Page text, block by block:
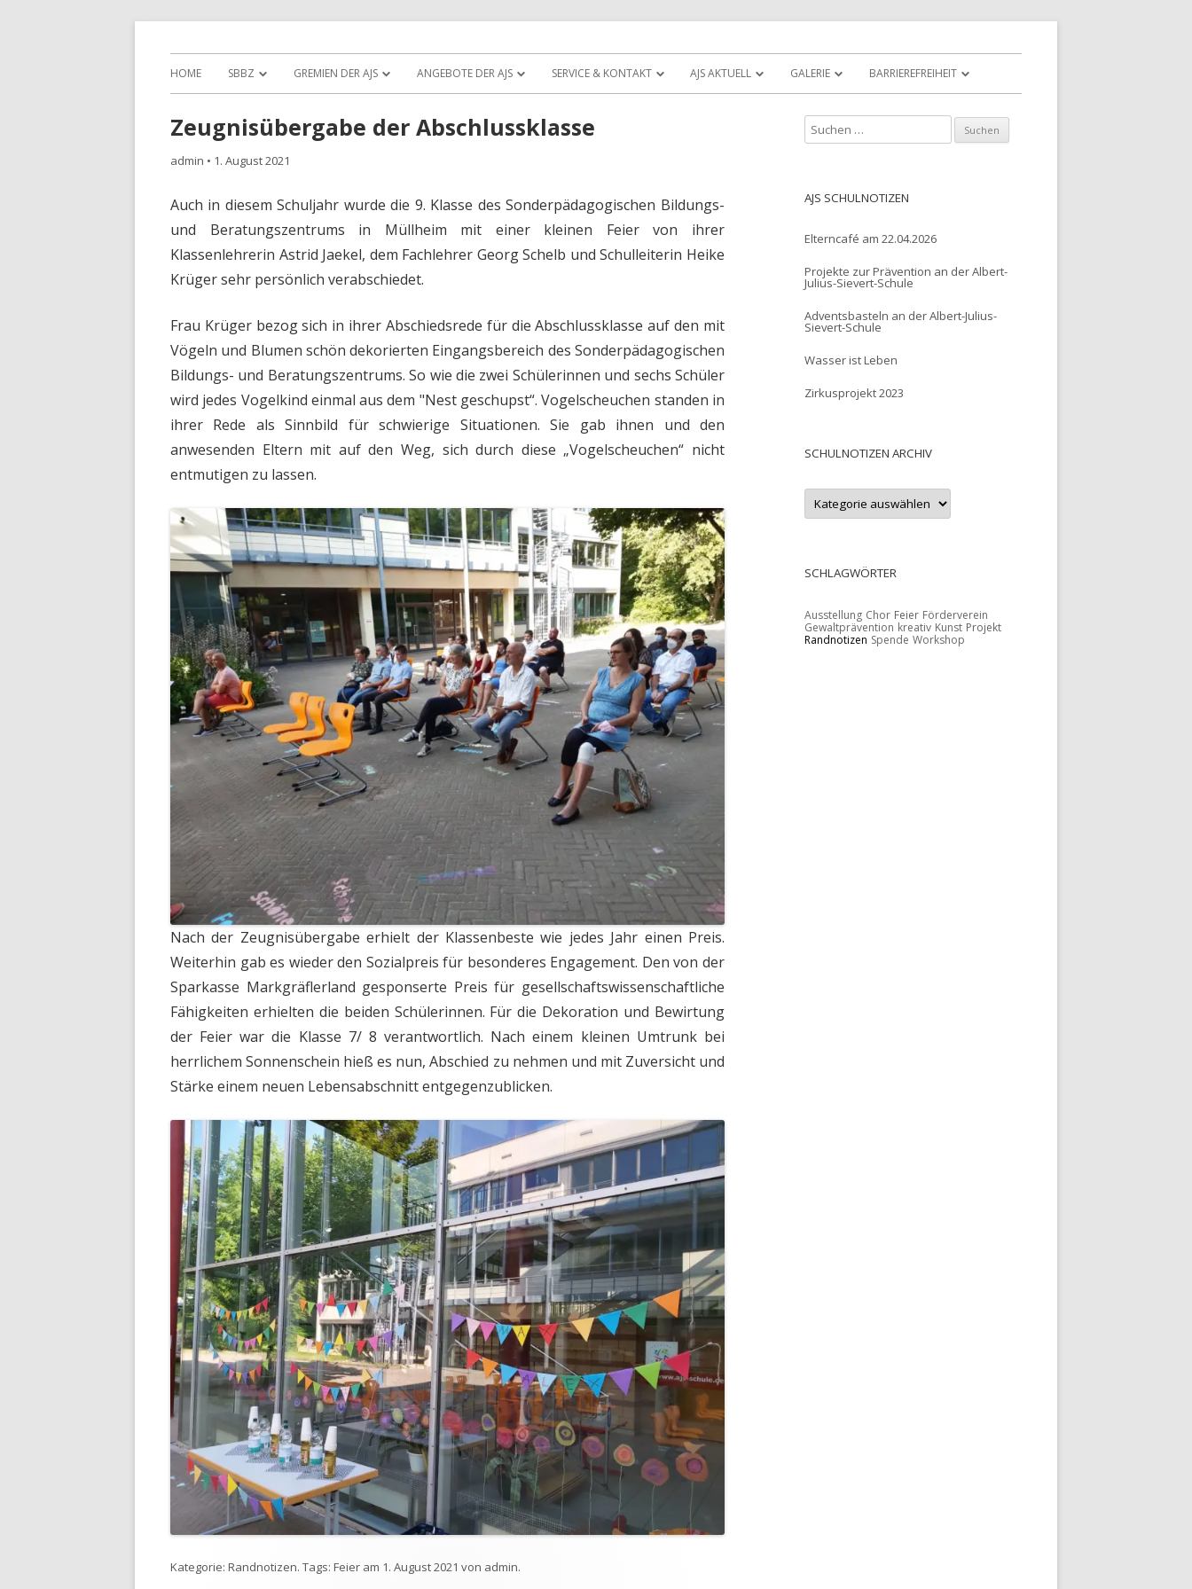
Albert-Julius-Sievert-Schule Zum
Inhalt
HOME SBBZ GREMIEN DER AJS ANGEBOTE DER AJS SERVICE & KONTAKT AJS AKTUELL GALERIE BARRIEREFREIHEIT
Zeugnisübergabe der Abschlussklasse
admin • 1. August 2021
Auch in diesem Schuljahr wurde die 9. Klasse des Sonderpädagogischen Bildungs-
und Beratungszentrums in Müllheim mit einer kleinen Feier von ihrer
Klassenlehrerin Astrid Jaekel, dem Fachlehrer Georg Schelb und Schulleiterin Heike
Krüger sehr persönlich verabschiedet.
Frau Krüger bezog sich in ihrer Abschiedsrede für die Abschlussklasse auf den mit
Vögeln und Blumen schön dekorierten Eingangsbereich des Sonderpädagogischen
Bildungs- und Beratungszentrums. So wie die zwei Schülerinnen und sechs Schüler
wird jedes Vogelkind einmal aus dem "Nest geschupst“. Vogelscheuchen standen in
ihrer Rede als Sinnbild für schwierige Situationen. Sie gab ihnen und den
anwesenden Eltern mit auf den Weg, sich durch diese „Vogelscheuchen“ nicht
entmutigen zu lassen.
Nach der Zeugnisübergabe erhielt der Klassenbeste wie jedes Jahr einen Preis.
Weiterhin gab es wieder den Sozialpreis für besonderes Engagement. Den von der
Sparkasse Markgräflerland gesponserte Preis für gesellschaftswissenschaftliche
Fähigkeiten erhielten die beiden Schülerinnen. Für die Dekoration und Bewirtung
der Feier war die Klasse 7/ 8 verantwortlich. Nach einem kleinen Umtrunk bei
herrlichem Sonnenschein hieß es nun, Abschied zu nehmen und mit Zuversicht und
Stärke einem neuen Lebensabschnitt entgegenzublicken.
Kategorie: Randnotizen. Tags: Feier am 1. August 2021 von admin.
u
e
n
a
c
h
AJS SCHULNOTIZEN
Elterncafé am 22.04.2026
Projekte zur Prävention an der Albert-
Julius-Sievert-Schule
Adventsbasteln an der Albert-Julius-
Sievert-Schule
Wasser ist Leben
Zirkusprojekt 2023
SCHULNOTIZEN ARCHIV
S
h
o
t
e
n
A
SCHLAGWÖRTER
Ausstellung Chor Feier Förderverein
Gewaltprävention kreativ Kunst Projekt
Randnotizen Spende Workshop